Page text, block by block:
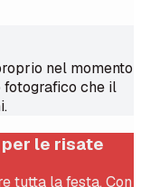
nel momento
fotografico che il
le risate
tutta la festa. Con